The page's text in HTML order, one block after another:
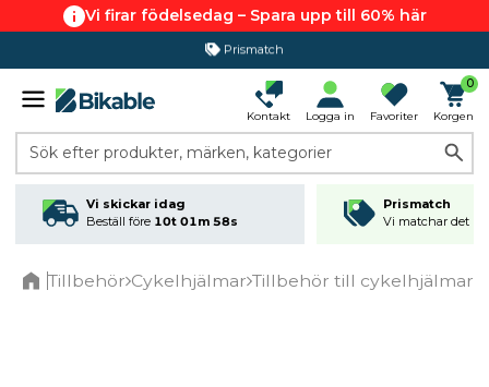
Vi firar födelsedag – Spara upp till 60% här
Prismatch
365 dagars öppet köp
Kontakt Logga in Favoriter
0
Korgen
Sök efter produkter, märken, kategorier
Vi skickar idag
Beställ före 10t 01m 57s
Prismatch
Vi matchar det
Tillbehör Cykelhjälmar Tillbehör till cykelhjälmar